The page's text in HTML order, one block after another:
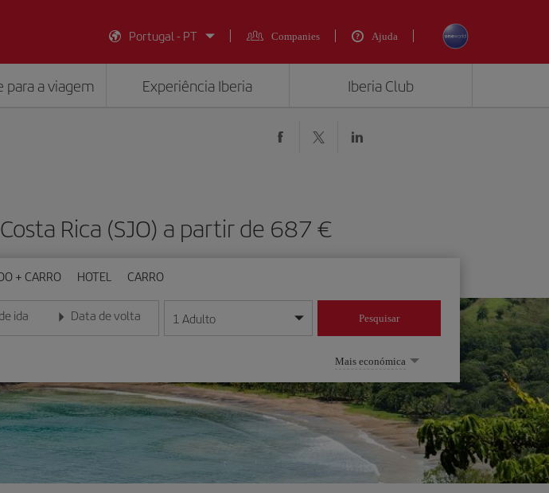
Portugal - PT
Companies Ajuda
para a viagem Experiência Iberia Iberia Club
Rica (SJO) a partir de 687 €
+ CARRO HOTEL CARRO
ida
no formato dia/mês/ano
Data de volta
Insira a data no formato dia/mês/ano
1 Adulto Pesquisar
Mais económica